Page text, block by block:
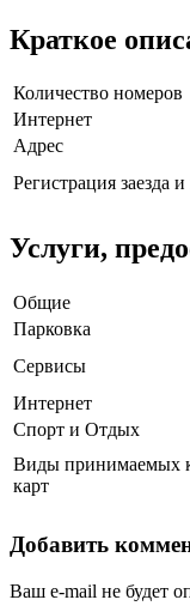
Краткое
Количество номеров
Интернет
Адрес
Регистрация заезда
Услуги,
Общие
Парковка
Сервисы
Интернет
Спорт и Отдых
Виды принимаемых
карт
Добавить
Ваш e-mail не будет